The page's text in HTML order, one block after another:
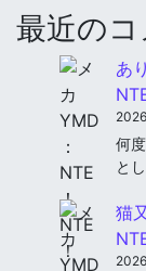
最近のコ
あ
何
と
猫